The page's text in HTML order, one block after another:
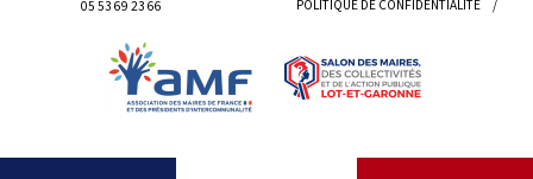
05 53 69 23 66
POLITIQUE DE CONFIDENTIALITÉ